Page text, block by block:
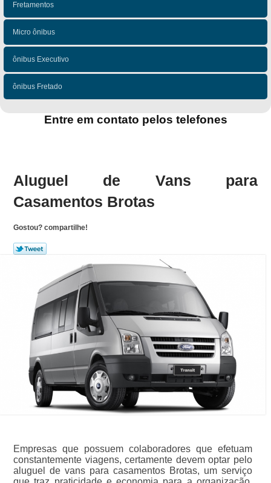
Fretamentos
Micro ônibus
ônibus Executivo
ônibus Fretado
Entre em contato pelos telefones
Aluguel de Vans para
Casamentos Brotas
Gostou? compartilhe!
Empresas que possuem colaboradores que efetuam
constantemente viagens, certamente devem optar pelo
aluguel de vans para casamentos Brotas, um serviço